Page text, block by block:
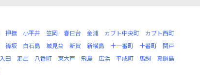
押撫 小平井 笠岡 春日台 金浦 カブト中央町
カブト西町
篠坂 白石島 城見台 新賀 新横島 十一番町 十番町
関戸
入田 走出 八番町 東大戸 飛島 広浜 平成町 馬飼
真鍋島